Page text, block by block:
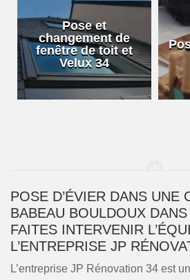
Pose et
changement de
fenêtre de toit et
Velux 34
POSE D’ÉVIER DANS UNE
BABEAU BOULDOUX
FAITES INTERVENIR
L’ENTREPRISE JP
L’entreprise JP Rénovation 34 est